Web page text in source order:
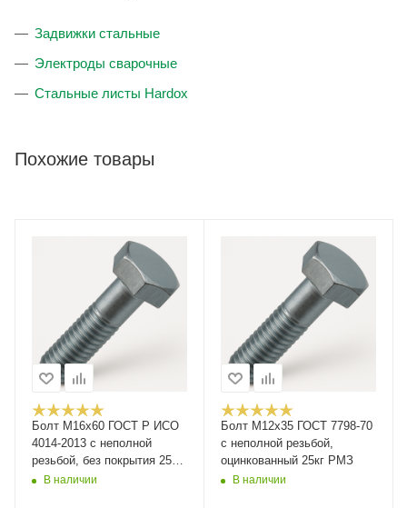
Задвижки стальные
Электроды сварочные
Стальные листы Hardox
Похожие товары
Болт М16x60 ГОСТ Р ИСО
4014-2013 с неполной
резьбой, без покрытия 25кг
РМЗВ наличии
Болт М12x35 ГОСТ 7798-70
с неполной резьбой,
оцинкованный 25кг РМЗ
В наличии